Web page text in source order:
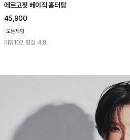
에르고핏 베이직 홀터탑
45,900
리뷰102 평점 4.8